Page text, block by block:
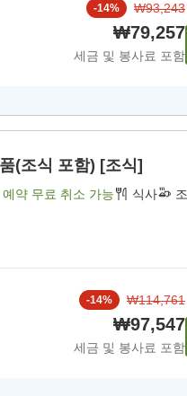
-14% ₩93,243
₩79,257
세금 및 봉사료 포함
(조식 포함) [조식]
예약 무료 취소 가능 식사
-14% ₩114,761
₩97,547
세금 및 봉사료 포함